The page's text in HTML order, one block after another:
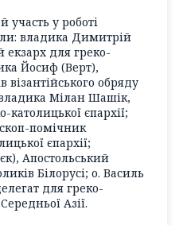
участь у роботі
владика Димитрій
екзарх для греко-
Йосиф (Верт),
обряду
владика Мілан Шашік,
католицької єпархії;
помічник
єпархії;
Апостольський
Білорусі; о. Василь
для греко-
Азії.